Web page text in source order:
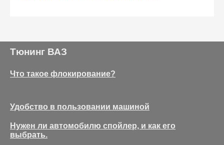
Тюнинг ВАЗ
Что такое флокирование?
Удобство в пользовании машиной
Нужен ли автомобилю спойлер, и как его
выбрать.